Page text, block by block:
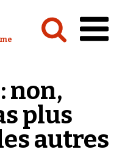
:
non,
plus
autres